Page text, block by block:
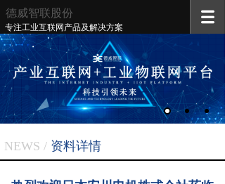
德威智联 股份
专注工业互联网产品及解决方案
NEWS / 资料详情